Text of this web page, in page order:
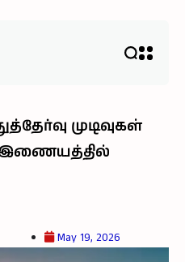
முடிவுகள்
இணையத்தில்
May 19, 2026